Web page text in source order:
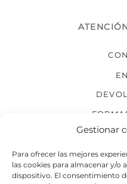
Gestionar
Para ofrecer las mejores
las cookies para almacenar y/o
dispositivo. El consentimiento